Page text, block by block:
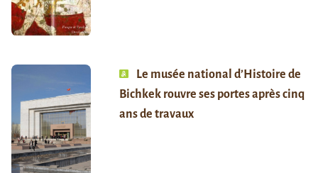
Le musée national d’Histoire de
Bichkek rouvre ses portes après cinq
ans de travaux